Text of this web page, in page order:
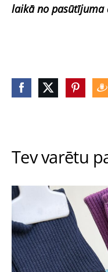
laikā no pasūtījuma
Tev varētu